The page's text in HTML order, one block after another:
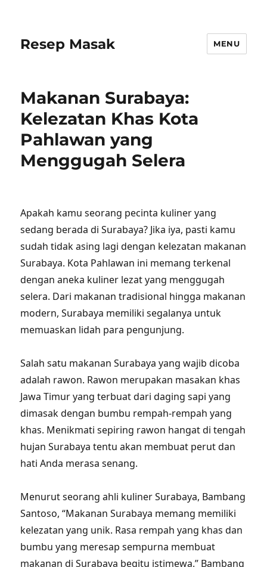
Resep Masak MENU
Makanan Surabaya:
Kelezatan Khas Kota
Pahlawan yang
Menggugah Selera
Apakah kamu seorang pecinta kuliner yang
sedang berada di Surabaya? Jika iya, pasti kamu
sudah tidak asing lagi dengan kelezatan makanan
Surabaya. Kota Pahlawan ini memang terkenal
dengan aneka kuliner lezat yang menggugah
selera. Dari makanan tradisional hingga makanan
modern, Surabaya memiliki segalanya untuk
memuaskan lidah para pengunjung.
Salah satu makanan Surabaya yang wajib dicoba
adalah rawon. Rawon merupakan masakan khas
Jawa Timur yang terbuat dari daging sapi yang
dimasak dengan bumbu rempah-rempah yang
khas. Menikmati sepiring rawon hangat di tengah
hujan Surabaya tentu akan membuat perut dan
hati Anda merasa senang.
Menurut seorang ahli kuliner Surabaya, Bambang
Santoso, “Makanan Surabaya memang memiliki
kelezatan yang unik. Rasa rempah yang khas dan
bumbu yang meresap sempurna membuat
makanan di Surabaya begitu istimewa.” Bambang